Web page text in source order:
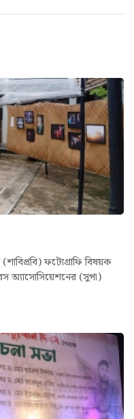
(শাবিপ্রবি) ফটোগ্রাফি বিষয়ক
অ্যাসোসিয়েশনের (সুপা)